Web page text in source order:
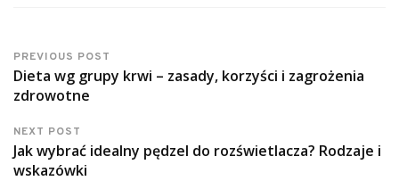
PREVIOUS POST
Dieta wg grupy krwi – zasady, korzyści i zagrożenia
zdrowotne
NEXT POST
Jak wybrać idealny pędzel do rozświetlacza? Rodzaje i
wskazówki